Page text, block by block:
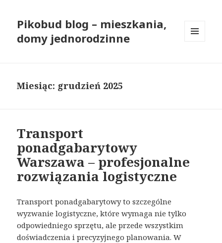
Pikobud blog – mieszkania,
domy jednorodzinne
Miesiąc: grudzień 2025
Transport
ponadgabarytowy
Warszawa – profesjonalne
rozwiązania logistyczne
Transport ponadgabarytowy to szczególne
wyzwanie logistyczne, które wymaga nie tylko
odpowiedniego sprzętu, ale przede wszystkim
doświadczenia i precyzyjnego planowania. W